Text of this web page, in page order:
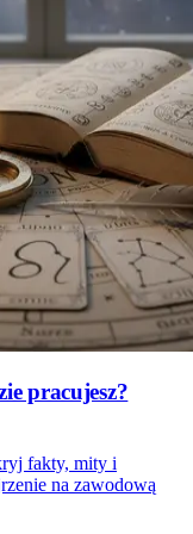
pracujesz?
fakty, mity i
na zawodową